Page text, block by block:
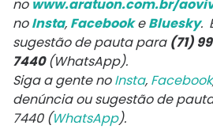
no www.aratuon.com.br/
noInsta, FacebookeBluesky.
sugestão de pauta para (71)
7440(WhatsApp).
Siga a gente noInsta, Facebook
denúncia ou sugestão de
7440 (WhatsApp).